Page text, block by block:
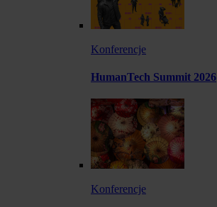
Konferencje
HumanTech Summit 2026
Konferencje